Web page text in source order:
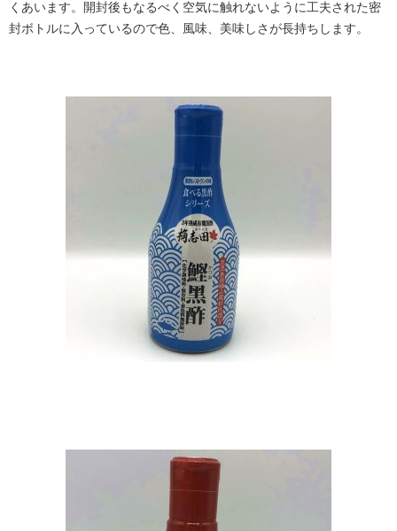
くあいます。開封後もなるべく空気に触れないように工夫された密
封ボトルに入っているので色、風味、美味しさが長持ちします。